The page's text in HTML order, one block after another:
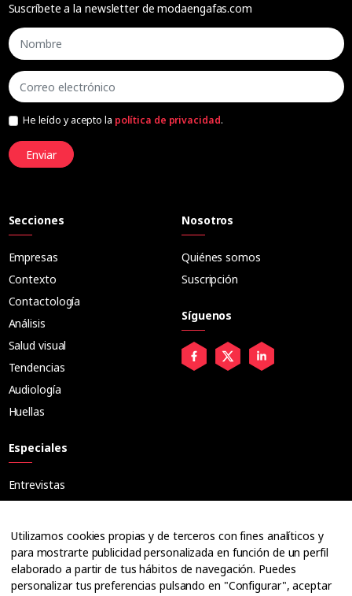
Suscríbete a la newsletter de modaengafas.com
He leído y acepto la política de privacidad.
Enviar
Secciones
Empresas
Contexto
Contactología
Análisis
Salud visual
Tendencias
Audiología
Huellas
Especiales
Entrevistas
Ópticos
Cuadernos
Guías
Nosotros
Quiénes somos
Suscripción
Síguenos
Utilizamos cookies propias y de terceros con fines analíticos y
para mostrarte publicidad personalizada en función de un perfil
elaborado a partir de tus hábitos de navegación. Puedes
personalizar tus preferencias pulsando en "Configurar", aceptar